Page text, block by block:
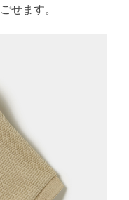
せます。